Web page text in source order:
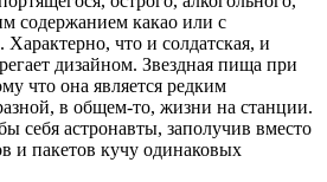
содержанием какао или с
что и солдатская, и
дизайном. Звездная пища при
что она является редким
в общем-то, жизни на станции.
себя астронавты, заполучив вместо
и пакетов кучу одинаковых